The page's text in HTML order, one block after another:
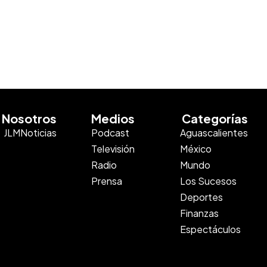
Nosotros
JLMNoticias
Medios
Podcast
Televisión
Radio
Prensa
Categorías
Aguascalientes
México
Mundo
Los Sucesos
Deportes
Finanzas
Espectáculos